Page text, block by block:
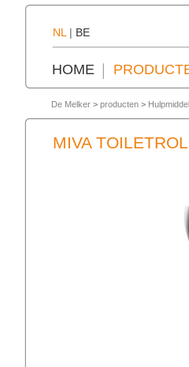
NL | BE
HOME
De Melker > producten >
MIVA